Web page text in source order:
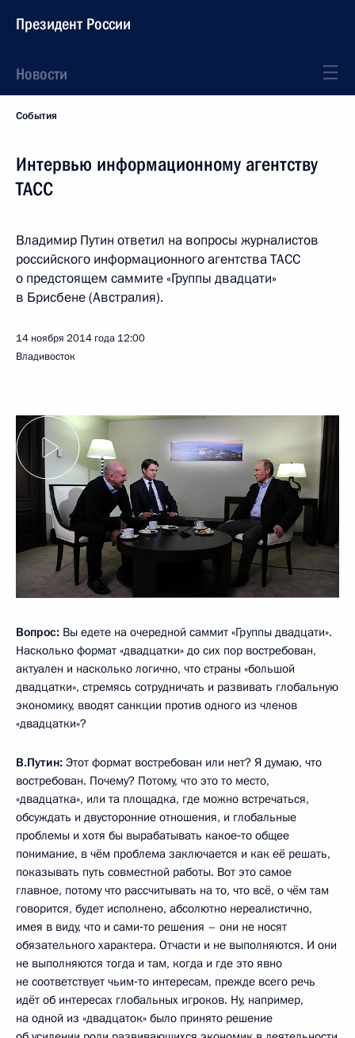
Президент России
Новости
События
Интервью информационному агентству
ТАСС
Владимир Путин ответил на вопросы журналистов
российского информационного агентства ТАСС
о предстоящем саммите «Группы двадцати»
в Брисбене (Австралия).
14 ноября 2014 года 12:00
Владивосток
Вопрос: Вы едете на очередной саммит «Группы двадцати».
Насколько формат «двадцатки» до сих пор востребован,
актуален и насколько логично, что страны «большой
двадцатки», стремясь сотрудничать и развивать глобальную
экономику, вводят санкции против одного из членов
«двадцатки»?
В.Путин: Этот формат востребован или нет? Я думаю, что
востребован. Почему? Потому, что это то место,
«двадцатка», или та площадка, где можно встречаться,
обсуждать и двусторонние отношения, и глобальные
проблемы и хотя бы вырабатывать какое‑то общее
понимание, в чём проблема заключается и как её решать,
показывать путь совместной работы. Вот это самое
главное, потому что рассчитывать на то, что всё, о чём там
говорится, будет исполнено, абсолютно нереалистично,
имея в виду, что и сами‑то решения – они не носят
обязательного характера. Отчасти и не выполняются. И они
не выполняются тогда и там, когда и где это явно
не соответствует чьим‑то интересам, прежде всего речь
идёт об интересах глобальных игроков. Ну, например,
на одной из «двадцаток» было принято решение